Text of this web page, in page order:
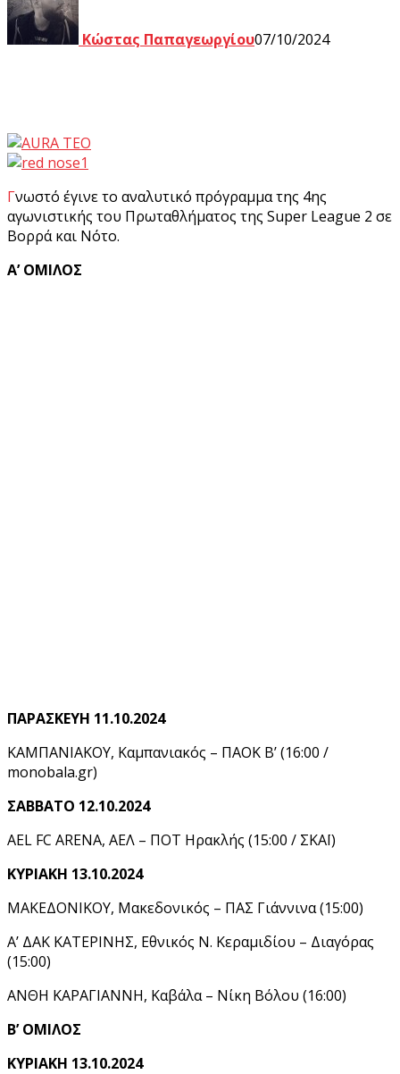
Κώστας Παπαγεωργίου07/10/2024
Γνωστό έγινε το αναλυτικό πρόγραμμα της 4ης
αγωνιστικής του Πρωταθλήματος της Super League 2 σε
Βορρά και Νότο.
Α’ ΟΜΙΛΟΣ
ΠΑΡΑΣΚΕΥΗ 11.10.2024
ΚΑΜΠΑΝΙΑΚΟΥ, Καμπανιακός – ΠΑΟΚ Β’ (16:00 /
monobala.gr)
ΣΑΒΒΑΤΟ 12.10.2024
AEL FC ARENA, ΑΕΛ – ΠΟΤ Ηρακλής (15:00 / ΣΚΑΪ)
ΚΥΡΙΑΚΗ 13.10.2024
ΜΑΚΕΔΟΝΙΚΟΥ, Μακεδονικός – ΠΑΣ Γιάννινα (15:00)
Α’ ΔΑΚ ΚΑΤΕΡΙΝΗΣ, Εθνικός Ν. Κεραμιδίου – Διαγόρας
(15:00)
ΑΝΘΗ ΚΑΡΑΓΙΑΝΝΗ, Καβάλα – Νίκη Βόλου (16:00)
Β’ ΟΜΙΛΟΣ
ΚΥΡΙΑΚΗ 13.10.2024